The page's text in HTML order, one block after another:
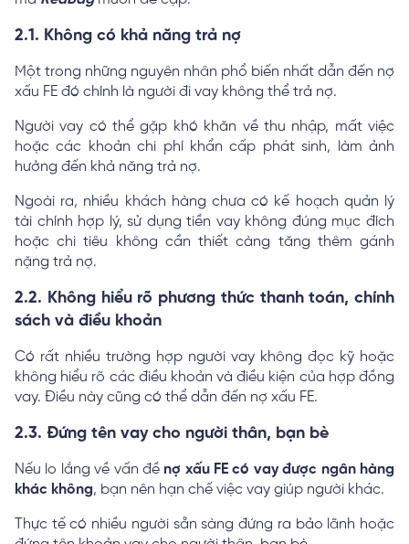
2.1. Không có khả năng trả nợ
Một trong những nguyên nhân phổ biến nhất dẫn đến nợ
xấu FE đó chính là người đi vay không thể trả nợ.
Người vay có thể gặp khó khăn về thu nhập, mất việc
hoặc các khoản chi phí khẩn cấp phát sinh, làm ảnh
hưởng đến khả năng trả nợ.
Ngoài ra, nhiều khách hàng chưa có kế hoạch quản lý
tài chính hợp lý, sử dụng tiền vay không đúng mục đích
hoặc chi tiêu không cần thiết càng tăng thêm gánh
nặng trả nợ.
2.2. Không hiểu rõ phương thức thanh toán, chính
sách và điều khoản
Có rất nhiều trường hợp người vay không đọc kỹ hoặc
không hiểu rõ các điều khoản và điều kiện của hợp đồng
vay. Điều này cũng có thể dẫn đến nợ xấu FE.
2.3. Đứng tên vay cho người thân, bạn bè
Nếu lo lắng về vấn đề nợ xấu FE có vay được ngân hàng
khác không, bạn nên hạn chế việc vay giúp người khác.
Thực tế có nhiều người sẵn sàng đứng ra bảo lãnh hoặc